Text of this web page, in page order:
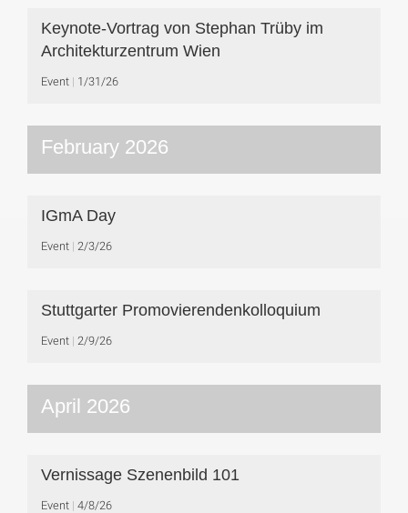
Keynote-Vortrag von Stephan Trüby im
Architekturzentrum Wien
Event 1/31/26
February 2026
IGmA Day
Event 2/3/26
Stuttgarter Promovierendenkolloquium
Event 2/9/26
April 2026
Vernissage Szenenbild 101
Event 4/8/26